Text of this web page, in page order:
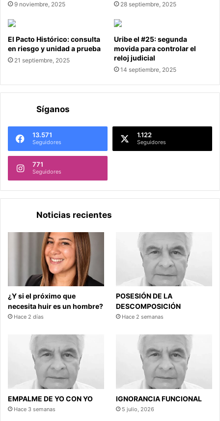
9 noviembre, 2025 28 septiembre, 2025
El Pacto Histórico: consulta
en riesgo y unidad a prueba
21 septiembre, 2025
Uribe el #25: segunda
movida para controlar el
reloj judicial
14 septiembre, 2025
Síganos
13.571
Seguidores
1.122
Seguidores
771
Seguidores
Noticias recientes
¿Y si el próximo que
necesita huir es un hombre?
Hace 2 días
POSESIÓN DE LA
DESCOMPOSICIÓN
Hace 2 semanas
EMPALME DE YO CON YO
Hace 3 semanas
IGNORANCIA FUNCIONAL
5 julio, 2026